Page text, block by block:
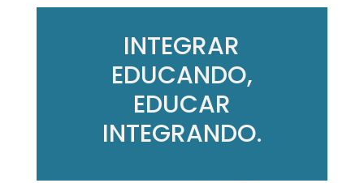
INTEGRAR
EDUCANDO,
EDUCAR
INTEGRANDO.